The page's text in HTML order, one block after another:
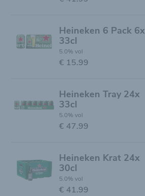
Heineken 6 Pack 6x
33cl
5.0% vol
€ 15.99
Heineken Tray 24x
33cl
5.0% vol
€ 47.99
Heineken Krat 24x
30cl
5.0% vol
€ 41.99